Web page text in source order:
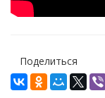
Поделиться